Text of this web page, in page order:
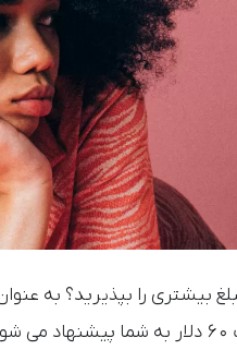
بیشتری را بپذیرید؟ به